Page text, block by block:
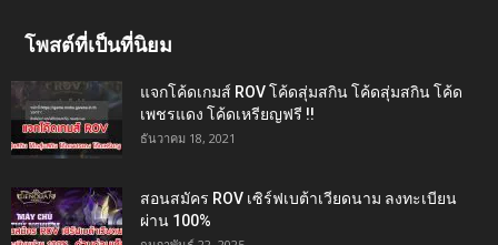
โพสต์ที่เป็นที่นิยม
แจกโค้ดเกมส์ ROV โค้ดสุ่มสกิน โค้ดสุ่มสกิน โค้ด
เพชรแดง โค้ดเหรียญฟรี !!
ธันวาคม 18, 2021
สอนสมัคร ROV เซิร์ฟเบต้าเวียดนาม ลงทะเบียน
ผ่าน 100%